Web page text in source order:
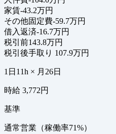
家賃-43.2万円
その他固定費-59.7万円
借入返済-16.7万円
税引前143.8万円
税引後手取り 107.9万円
1日11h × 月26日
時給 3,772円
基準
通常営業（稼働率71%）